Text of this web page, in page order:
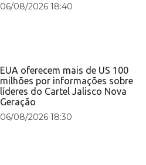
06/08/2026 18:40
EUA oferecem mais de US 100
milhões por informações sobre
líderes do Cartel Jalisco Nova
Geração
06/08/2026 18:30